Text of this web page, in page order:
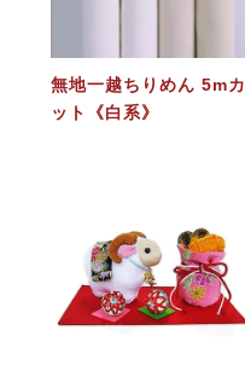
無地一越ちりめん 5mカ
ット《白系》